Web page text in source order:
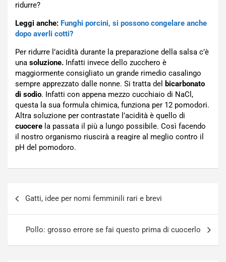
ridurre?
Leggi anche: Funghi porcini, si possono congelare anche
dopo averli cotti?
Per ridurre l’acidità durante la preparazione della salsa c’è
una soluzione. Infatti invece dello zucchero è
maggiormente consigliato un grande rimedio casalingo
sempre apprezzato dalle nonne. Si tratta del bicarbonato
di sodio. Infatti con appena mezzo cucchiaio di NaCl,
questa la sua formula chimica, funziona per 12 pomodori.
Altra soluzione per contrastate l’acidità è quello di
cuocere la passata il più a lungo possibile. Così facendo
il nostro organismo riuscirà a reagire al meglio contro il
pH del pomodoro.
articoli
Gatti, idee per nomi femminili rari e brevi
Pollo: grosso errore se fai questo prima di cuocerlo